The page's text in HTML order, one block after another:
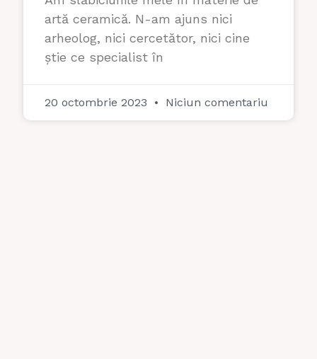
artă ceramică. N-am ajuns nici
arheolog, nici cercetător, nici cine
știe ce specialist în
20 octombrie 2023 Niciun comentariu